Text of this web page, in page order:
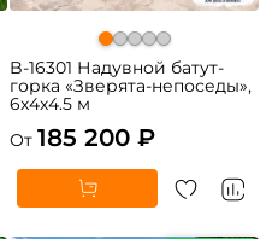
B-16301 Надувной батут-
горка «Зверята-непоседы»,
6x4x4.5 м
От 185 200 ₽